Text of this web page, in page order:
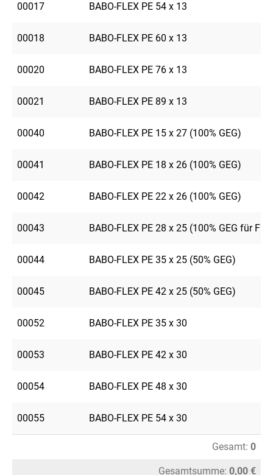
00017 BABO-FLEX PE 54 x 13
00018 BABO-FLEX PE 60 x 13
00020 BABO-FLEX PE 76 x 13
00021 BABO-FLEX PE 89 x 13
00040 BABO-FLEX PE 15 x 27 (100% GEG)
00041 BABO-FLEX PE 18 x 26 (100% GEG)
00042 BABO-FLEX PE 22 x 26 (100% GEG)
00043 BABO-FLEX PE 28 x 25 (100% GEG für FE)
00044 BABO-FLEX PE 35 x 25 (50% GEG)
00045 BABO-FLEX PE 42 x 25 (50% GEG)
00052 BABO-FLEX PE 35 x 30
00053 BABO-FLEX PE 42 x 30
00054 BABO-FLEX PE 48 x 30
00055 BABO-FLEX PE 54 x 30
Gesamt: 0
Gesamtsumme: 0,00 €